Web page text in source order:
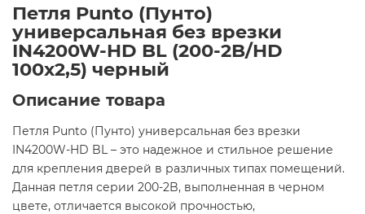
Петля Punto (Пунто)
универсальная без врезки
IN4200W-HD BL (200-2B/HD
100x2,5) черный
Описание товара
Петля Punto (Пунто) универсальная без врезки
IN4200W-HD BL – это надежное и стильное решение
для крепления дверей в различных типах помещений.
Данная петля серии 200-2B, выполненная в черном
цвете, отличается высокой прочностью,